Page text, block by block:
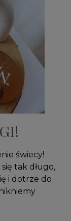
świecy!
tak długo,
i dotrze do